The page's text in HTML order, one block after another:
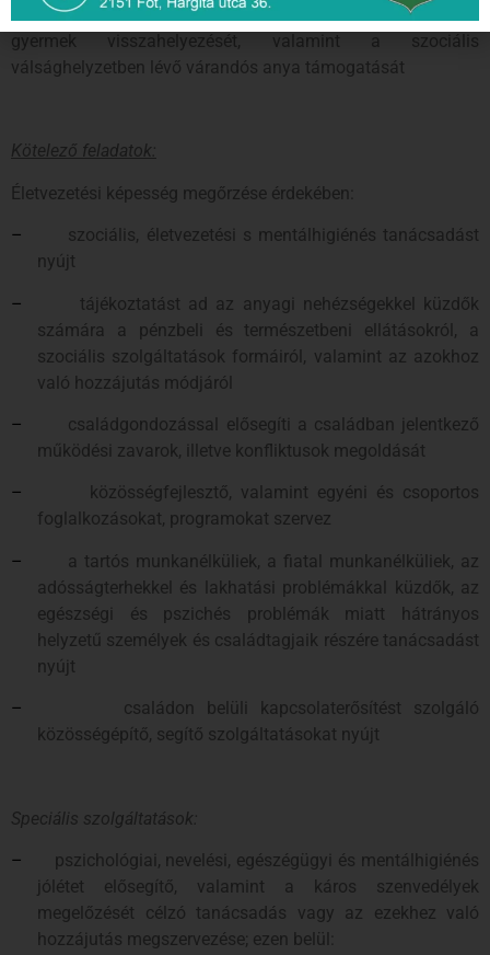
veszélyeztetettség megszüntetését, a családjából kiemelt
gyermek visszahelyezését, valamint a szociális
válsághelyzetben lévő várandós anya támogatását
Kötelező feladatok:
Életvezetési képesség megőrzése érdekében:
–
szociális, életvezetési s mentálhigiénés tanácsadást
nyújt
–
tájékoztatást ad az anyagi nehézségekkel küzdők
számára a pénzbeli és természetbeni ellátásokról, a
szociális szolgáltatások formáiról, valamint az azokhoz
való hozzájutás módjáról
–
családgondozással elősegíti a családban jelentkező
működési zavarok, illetve konfliktusok megoldását
–
közösségfejlesztő, valamint egyéni és csoportos
foglalkozásokat, programokat szervez
–
a tartós munkanélküliek, a fiatal munkanélküliek, az
adósságterhekkel és lakhatási problémákkal küzdők, az
egészségi és pszichés problémák miatt hátrányos
helyzetű személyek és családtagjaik részére tanácsadást
nyújt
–
családon belüli kapcsolaterősítést szolgáló
közösségépítő, segítő szolgáltatásokat nyújt
Speciális szolgáltatások:
–
pszichológiai, nevelési, egészégügyi és mentálhigiénés
jólétet elősegítő, valamint a káros szenvedélyek
megelőzését célzó tanácsadás vagy az ezekhez való
hozzájutás megszervezése; ezen belül: